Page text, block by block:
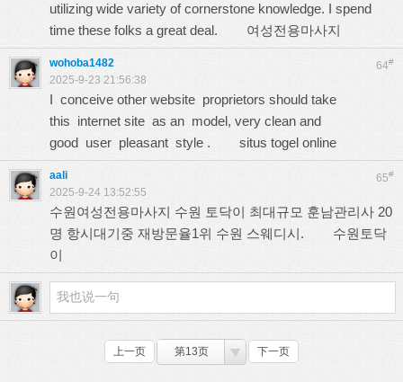
utilizing wide variety of cornerstone knowledge. I spend
time these folks a great deal. 여성전용마사지
64#
wohoba1482
2025-9-23 21:56:38
I conceive other website proprietors should take
this internet site as an model, very clean and
good user pleasant style . situs togel online
65#
aali
2025-9-24 13:52:55
수원여성전용마사지 수원 토닥이 최대규모 훈남관리사 20
명 항시대기중 재방문율1위 수원 스웨디시. 수원토닥
이
上一页 第13页 下一页